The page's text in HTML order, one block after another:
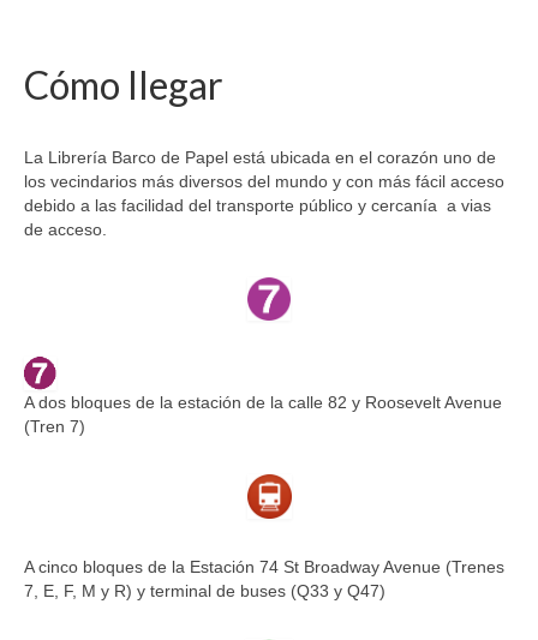
Cómo llegar
La Librería Barco de Papel está ubicada en el corazón uno de
los vecindarios más diversos del mundo y con más fácil acceso
debido a las facilidad del transporte público y cercanía a vias
de acceso.
A dos bloques de la estación de la calle 82 y Roosevelt Avenue
(Tren 7)
A cinco bloques de la Estación 74 St Broadway Avenue (Trenes
7, E, F, M y R) y terminal de buses (Q33 y Q47)